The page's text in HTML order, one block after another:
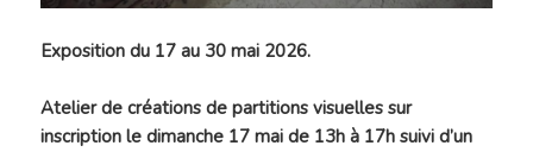
Exposition du 17 au 30 mai 2026.
Atelier de créations de partitions visuelles sur
inscription le dimanche 17 mai de 13h à 17h suivi d’un